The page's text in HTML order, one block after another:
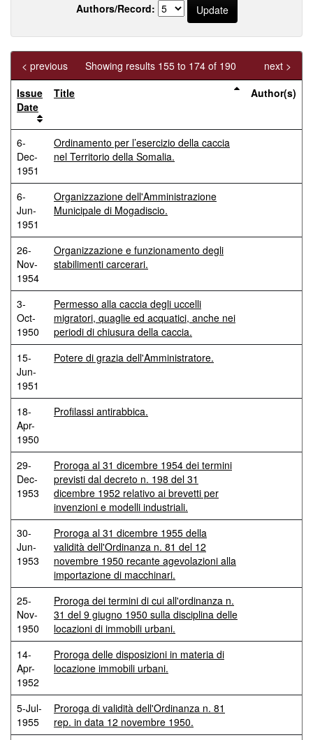
Authors/Record:
Showing results 155 to 174 of 190
< previous
next >
Issue
Date
Title Author(s)
6-
Dec-
1951
Ordinamento per l’esercizio della caccia
nel Territorio della Somalia.
6-
Jun-
1951
Organizzazione dell'Amministrazione
Municipale di Mogadiscio.
26-
Nov-
1954
Organizzazione e funzionamento degli
stabilimenti carcerari.
3-
Oct-
1950
Permesso alla caccia degli uccelli
migratori, quaglie ed acquatici, anche nei
periodi di chiusura della caccia.
15-
Jun-
1951
Potere di grazia dell'Amministratore.
18-
Apr-
1950
Profilassi antirabbica.
29-
Dec-
1953
Proroga al 31 dicembre 1954 dei termini
previsti dal decreto n. 198 del 31
dicembre 1952 relativo ai brevetti per
invenzioni e modelli industriali.
30-
Jun-
1953
Proroga al 31 dicembre 1955 della
validità dell'Ordinanza n. 81 del 12
novembre 1950 recante agevolazioni alla
importazione di macchinari.
25-
Nov-
1950
Proroga dei termini di cui all'ordinanza n.
31 del 9 giugno 1950 sulla disciplina delle
locazioni di immobili urbani.
14-
Apr-
1952
Proroga delle disposizioni in materia di
locazione immobili urbani.
5-Jul-
1955
Proroga di validità dell'Ordinanza n. 81
rep. in data 12 novembre 1950.